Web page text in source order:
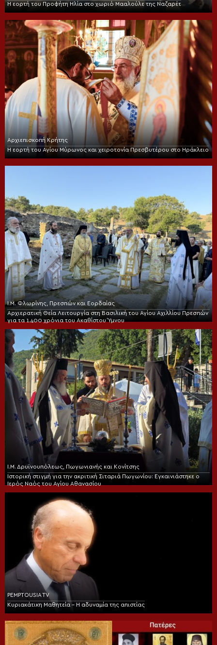
Η εορτή του Προφήτη Ηλία στο χωριό Μααλούλε της Ναζαρέτ
Αρχιεπισκοπή Κρήτης
Η εορτή του Αγίου Μύρωνος και χειροτονία Πρεσβυτέρου στο Ηράκλειο
Ι.Μ. Φλωρίνης, Πρεσπών και Εορδαίας
Αρχιερατική Θεία Λειτουργία στη Βασιλική του Αγίου Αχιλλίου Πρεσπών
για τα 1.400 χρόνια του Ακαθίστου Ύμνου
Ι.Μ. Δρυϊνουπόλεως, Πωγωνιανής και Κονίτσης
Ιστορική στιγμή για την ακριτική Σιταριά Πωγωνίου: Εγκαινιάστηκε ο
Ιερός Ναός του Αγίου Αθανασίου
PEMPTOUSIA TV
Κυριακάτικη Μαθητεία – Η αδυναμία της απιστίας